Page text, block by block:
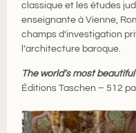
classique et les études
enseignante à Vienne,
champs d’investigation
l’architecture baroque.
The world’s most
Éditions Taschen – 512